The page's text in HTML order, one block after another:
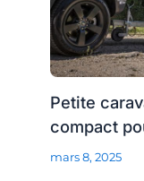
Petite
compact
mars 8, 2025